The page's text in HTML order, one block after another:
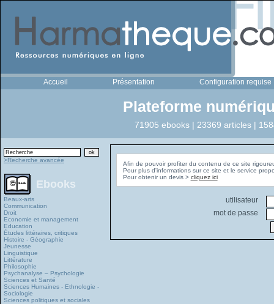
Accueil Présentation Configuration requise
Plateforme
71905 ebooks | 23369 articles |
>Recherche avancée
Ebooks
Beaux-arts
Communication
Droit
Economie et management
Education
Études littéraires, critiques
Histoire - Géographie
Jeunesse
Linguistique
Littérature
Philosophie
Psychanalyse – Psychologie
Sciences et Santé
Sciences Humaines - Ethnologie -
Sociologie
Sciences politiques et sociales
Afin de pouvoir profiter du contenu de ce site
Pour plus d'informations sur ce site et le service
Pour obtenir un devis > cliquez ici
utilisateur
mot de passe